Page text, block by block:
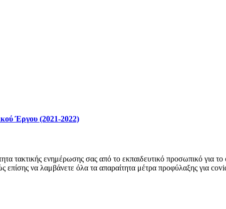
Έργου (2021-2022)
τακτικής ενημέρωσης σας από το εκπαιδευτικό προσωπικό για
επίσης να λαμβάνετε όλα τα απαραίτητα μέτρα προφύλαξης για